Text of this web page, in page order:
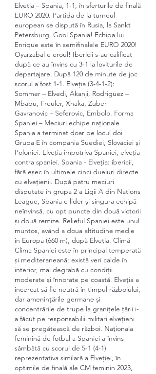
Elveția – Spania, 1-1, în sferturile de finală
EURO 2020. Partida de la turneul
european se dispută în Rusia, la Sankt
Petersburg. Gool Spania! Echipa lui
Enrique este în semifinalele EURO 2020!
Oyarzabal e eroul! Ibericii s-au calificat
după ce au învins cu 3-1 la loviturile de
departajare. După 120 de minute de joc
scorul a fost 1-1. Elveția (3-4-1-2):
Sommer – Elvedi, Akanji, Rodriguez –
Mbabu, Freuler, Xhaka, Zuber –
Gavranovic – Seferovic, Embolo. Forma
Spaniei – Meciuri echipe naționale
Spania a terminat doar pe locul doi
Grupa E în compania Suediei, Slovaciei și
Poloniei. Elveția împotriva Spaniei, elveția
contra spaniei. Spania - Elveția: ibericii,
fără eșec în ultimele cinci dueluri directe
cu elvețienii. După patru meciuri
disputate în grupa 2 a Ligii A din Nations
League, Spania e lider și singura echipă
neînvinsă, cu opt puncte din două victorii
și două remize. Relieful Spaniei este unul
muntos, având a doua altitudine medie
în Europa (660 m), după Elveția. Climă
Clima Spaniei este în principal temperată
și mediteraneană; există veri calde în
interior, mai degrabă cu condiții
moderate și înnorate pe coastă. Elveția a
încercat să fie neutră în timpul războiului,
dar amenințările germane și
concentrările de trupe la granițele țării i-
a făcut pe responsabilii militari elvețieni
să se pregătească de război. Naţionala
feminină de fotbal a Spaniei a învins
sâmbătă cu scorul de 5-1 (4-1)
reprezentativa similară a Elveţiei, în
optimile de finală ale CM feminin 2023,